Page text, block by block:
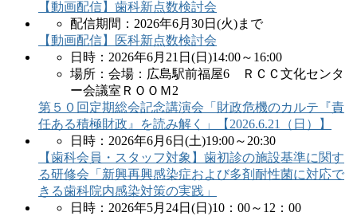
【動画配信】歯科新点数検討会
配信期間：2026年6月30日(火)まで
【動画配信】医科新点数検討会
日時：2026年6月21日(日)14:00～16:00
場所：会場：広島駅前福屋6 ＲＣＣ文化センタ
ー会議室ＲＯＯＭ2
第５０回定期総会記念講演会「財政危機のカルテ『責
任ある積極財政』を読み解く」【2026.6.21（日）】
日時：2026年6月6日(土)19:00～20:30
【歯科会員・スタッフ対象】歯初診の施設基準に関す
る研修会「新興再興感染症および多剤耐性菌に対応で
きる歯科院内感染対策の実践」
日時：2026年5月24日(日)10：00～12：00